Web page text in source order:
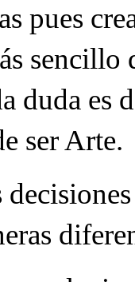
pues
sencillo
duda es
ser Arte.